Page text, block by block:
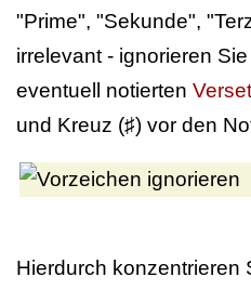
"Prime", "Sekunde",
irrelevant - ignorieren
eventuell notierten
und Kreuz (♯) vor den
Hierdurch konzentrieren